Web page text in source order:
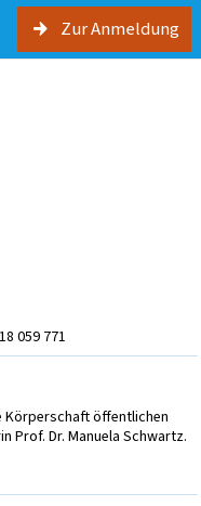
Zur Anmeldung
059 771
Körperschaft öffentlichen
Prof. Dr. Manuela Schwartz.